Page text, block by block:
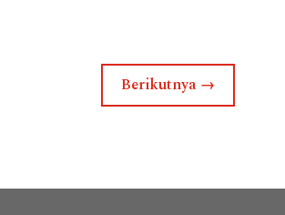
Berikutnya →